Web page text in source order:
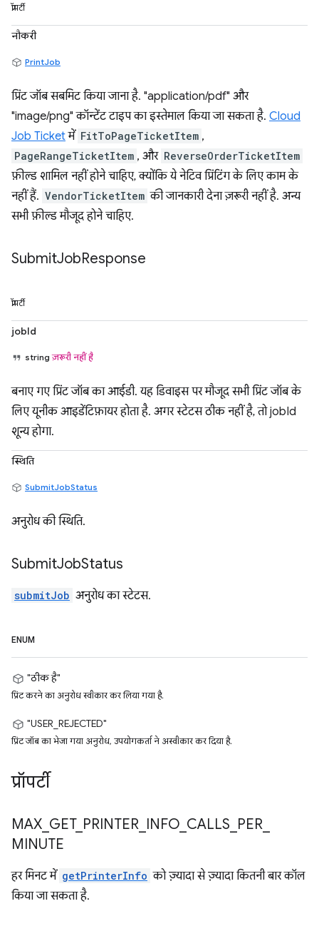
प्रॉपर्टी
नौकरी
PrintJob
प्रिंट जॉब सबमिट किया जाना है. "application/pdf" और
"image/png" कॉन्टेंट टाइप का इस्तेमाल किया जा सकता है. Cloud
Job Ticketमें FitToPageTicketItem ,
PageRangeTicketItem , और ReverseOrderTicketItem
फ़ील्ड शामिल नहीं होने चाहिए, क्योंकि ये नेटिव प्रिंटिंग के लिए काम के
नहीं हैं. VendorTicketItem की जानकारी देना ज़रूरी नहीं है. अन्य
सभी फ़ील्ड मौजूद होने चाहिए.
SubmitJobResponse
प्रॉपर्टी
jobId
stringज़रूरी नहीं है
बनाए गए प्रिंट जॉब का आईडी. यह डिवाइस पर मौजूद सभी प्रिंट जॉब के
लिए यूनीक आइडेंटिफ़ायर होता है. अगर स्टेटस ठीक नहीं है, तो jobId
शून्य होगा.
स्थिति
SubmitJobStatus
अनुरोध की स्थिति.
SubmitJobStatus
submitJob अनुरोध का स्टेटस.
ENUM
"ठीक है"
प्रिंट करने का अनुरोध स्वीकार कर लिया गया है.
"USER_REJECTED"
प्रिंट जॉब का भेजा गया अनुरोध, उपयोगकर्ता ने अस्वीकार कर दिया है.
प्रॉपर्टी
MAX GET_ PRINTER INFO CALLS PER
MINUTE
हर मिनट में getPrinterInfo को ज़्यादा से ज़्यादा कितनी बार कॉल
किया जा सकता है.